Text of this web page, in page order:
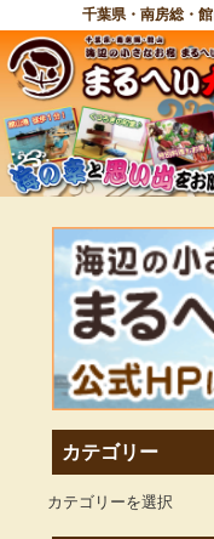
千葉県・南房総・
カテゴリー
カテゴリーを選択